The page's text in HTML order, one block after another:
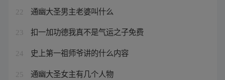
22 通幽大圣男主老婆叫什么
23 扣一加功德我真不是气运之子免费
24 史上第一祖师爷讲的什么内容
25 通幽大圣女主有几个人物